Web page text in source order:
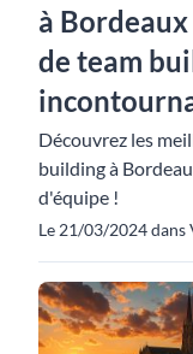
à
de team
Découvrez les
building à
d'équipe !
Le 21/03/2024